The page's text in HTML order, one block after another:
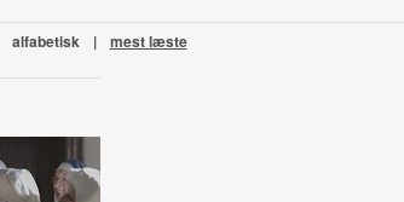
alfabetisk | mest læste